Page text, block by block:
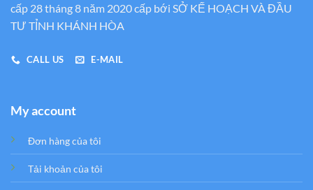
cấp 28 tháng 8 năm 2020 cấp bới SỞ KẾ HOẠCH VÀ ĐẦU
TƯ TỈNH KHÁNH HÒA
CALL US E-MAIL
My account
Đơn hàng của tôi
Tải khoản của tôi